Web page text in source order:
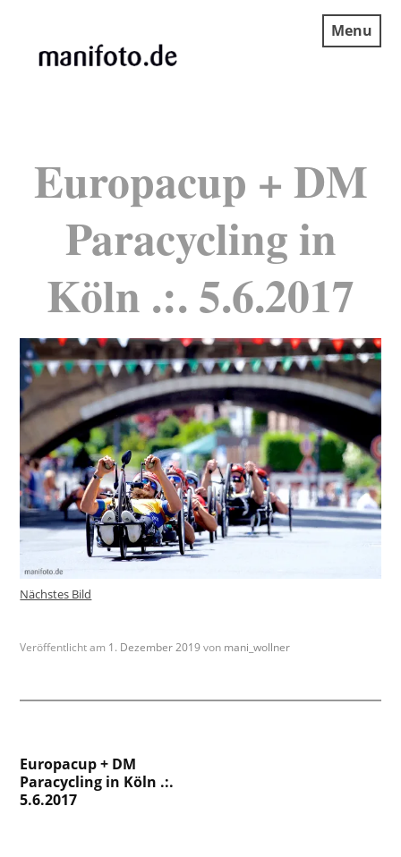
content
Menu
Europacup + DM
Paracycling in
Köln .:. 5.6.2017
Nächstes Bild
Veröffentlicht am 1. Dezember 2019 von mani_wollner
Beitragsnavigation
Europacup + DM
Paracycling in Köln .:.
5.6.2017